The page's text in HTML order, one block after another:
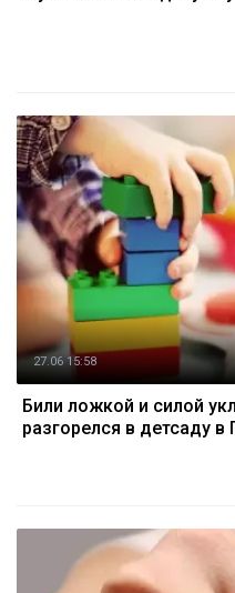
27.06 15:58
Били ложкой и силой
разгорелся в детсаду в